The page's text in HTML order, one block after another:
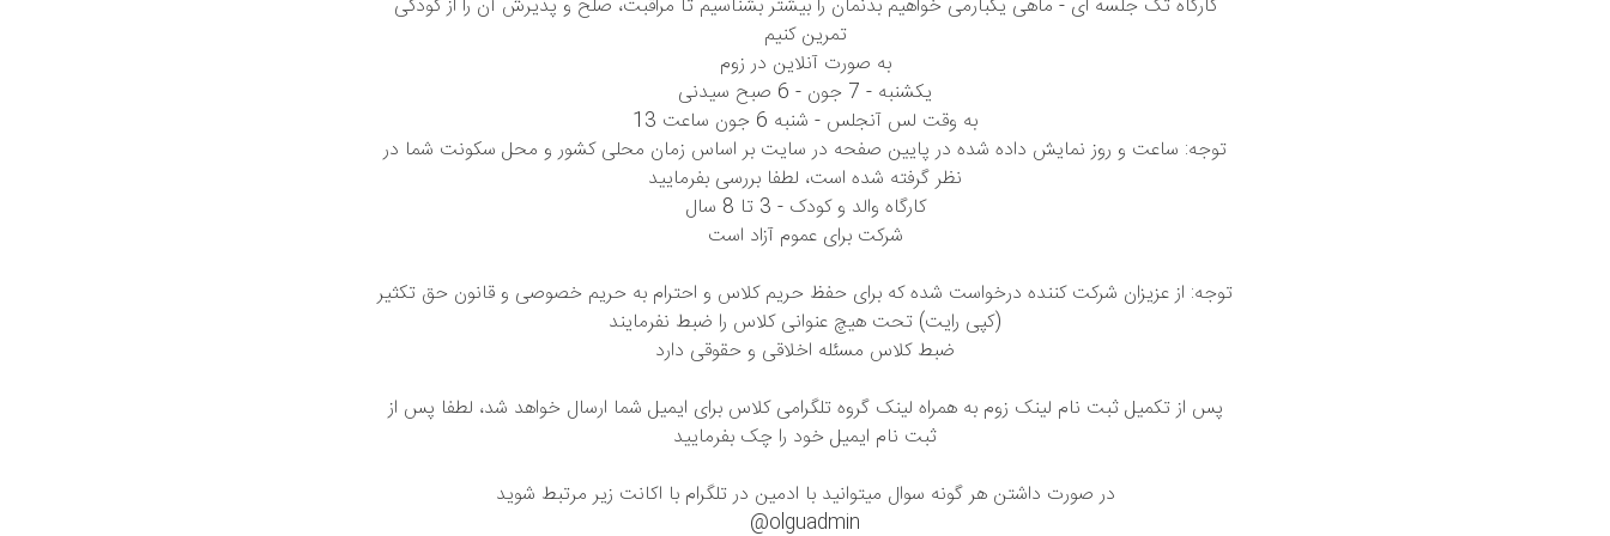
کارگاه تک جلسه ای - ماهی یکبارمی خواهیم بدنمان را بیشتر بشناسیم تا مراقبت، صلح و پذیرش آن را از کودکی
تمرین کنیم
به صورت آنلاین در زوم
یکشنبه - 7 جون - 6 صبح سیدنی
به وقت لس آنجلس - شنبه 6 جون ساعت 13
توجه: ساعت و روز نمایش داده شده در پایین صفحه در سایت بر اساس زمان محلی کشور و محل سکونت شما در
نظر گرفته شده است، لطفا بررسی بفرمایید
کارگاه والد و کودک - 3 تا 8 سال
شرکت برای عموم آزاد است
توجه: از عزیزان شرکت کننده درخواست شده که برای حفظ حریم‌ کلاس و احترام به حریم خصوصی و قانون حق تکثیر
(کپی رایت) تحت هیچ عنوانی کلاس را ضبط نفرمایند
ضبط کلاس مسئله اخلاقی و حقوقی دارد
پس از تکمیل ثبت نام لینک زوم به همراه لینک گروه تلگرامی کلاس برای ایمیل شما ارسال خواهد شد، لطفا پس از
ثبت نام ایمیل خود را چک بفرمایید
در صورت داشتن هر گونه سوال میتوانید با ادمین در تلگرام با اکانت زیر مرتبط شوید
@olguadmin